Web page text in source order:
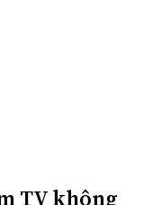
TV không